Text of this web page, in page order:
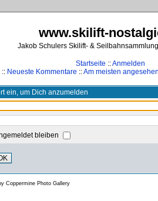
www.skilift-
Jakob Schulers Skilift- &
Startseite ::Anmelden
:: Neueste Kommentare ::Am meisten angesehen
ein, um Dich anzumelden
bleiben
Coppermine Photo Gallery